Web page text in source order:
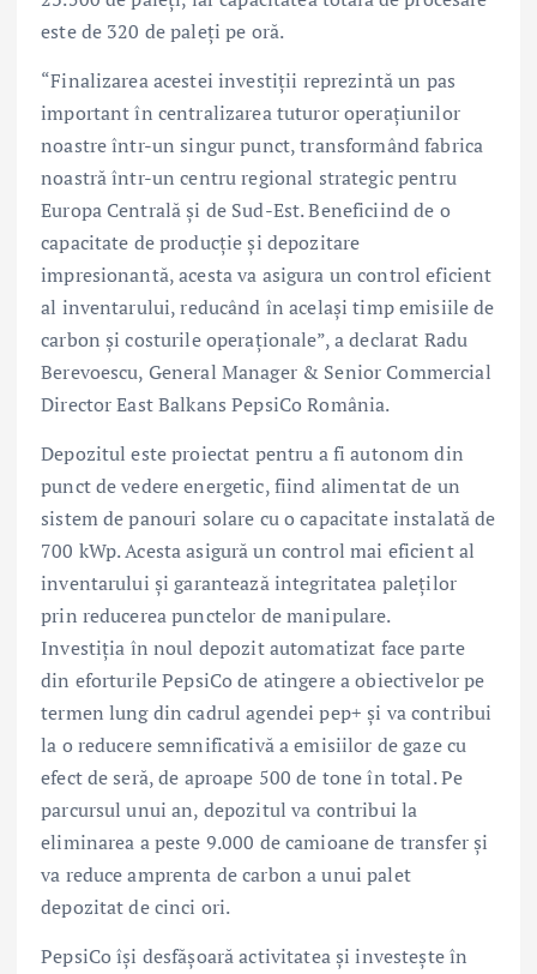
este de 320 de paleți pe oră.
“Finalizarea acestei investiții reprezintă un pas
important în centralizarea tuturor operațiunilor
noastre într-un singur punct, transformând fabrica
noastră într-un centru regional strategic pentru
Europa Centrală și de Sud-Est. Beneficiind de o
capacitate de producție și depozitare
impresionantă, acesta va asigura un control eficient
al inventarului, reducând în același timp emisiile de
carbon și costurile operaționale”, a declarat Radu
Berevoescu, General Manager & Senior Commercial
Director East Balkans PepsiCo România.
Depozitul este proiectat pentru a fi autonom din
punct de vedere energetic, fiind alimentat de un
sistem de panouri solare cu o capacitate instalată de
700 kWp. Acesta asigură un control mai eficient al
inventarului și garantează integritatea paleților
prin reducerea punctelor de manipulare.
Investiția în noul depozit automatizat face parte
din eforturile PepsiCo de atingere a obiectivelor pe
termen lung din cadrul agendei pep+ și va contribui
la o reducere semnificativă a emisiilor de gaze cu
efect de seră, de aproape 500 de tone în total. Pe
parcursul unui an, depozitul va contribui la
eliminarea a peste 9.000 de camioane de transfer și
va reduce amprenta de carbon a unui palet
depozitat de cinci ori.
PepsiCo își desfășoară activitatea și investește în